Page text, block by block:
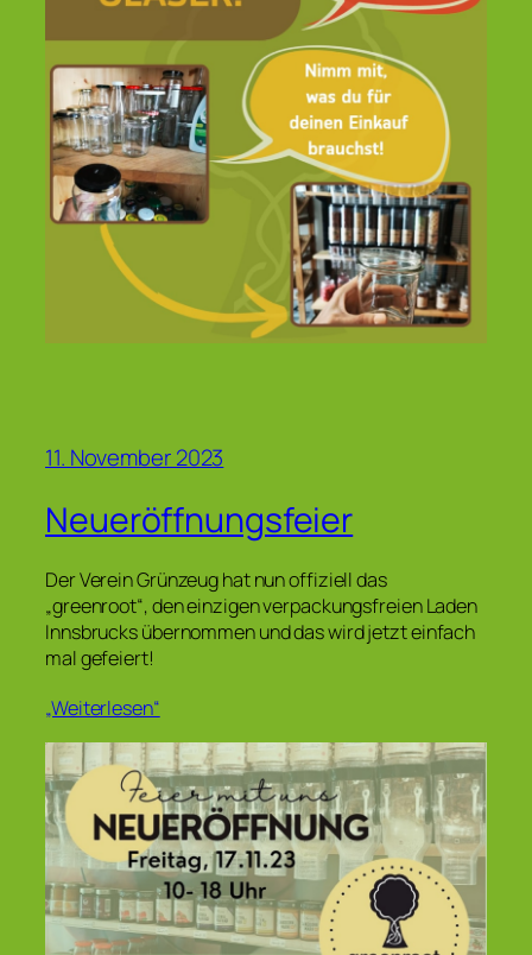
11. November 2023
Neueröffnungsfeier
Der Verein Grünzeug hat nun offiziell das
„greenroot“, den einzigen verpackungsfreien Laden
Innsbrucks übernommen und das wird jetzt einfach
mal gefeiert!
„Weiterlesen“